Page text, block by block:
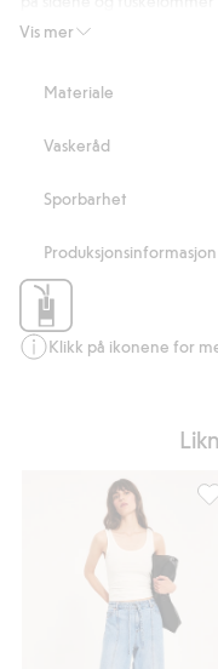
Vis mer
knapp og krok.
Sydde pressfolder
Artikkelnummer
Materiale
Vaskeråd
Sporbarhet
Produksjonsinformasjon
Klikk på ikonene for